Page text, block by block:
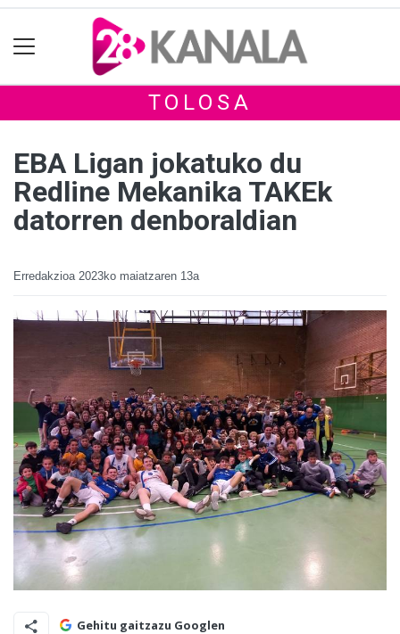
TOLOSA
EBA Ligan jokatuko du
Redline Mekanika TAKEk
datorren denboraldian
Erredakzioa 2023ko maiatzaren 13a
Gehitu gaitzazu Googlen